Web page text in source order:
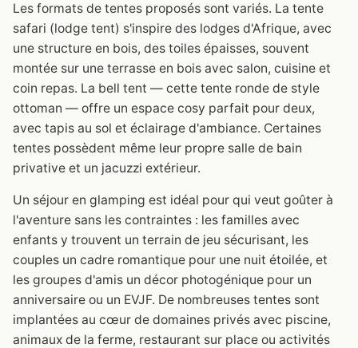
Les formats de tentes proposés sont variés. La tente
safari (lodge tent) s'inspire des lodges d'Afrique, avec
une structure en bois, des toiles épaisses, souvent
montée sur une terrasse en bois avec salon, cuisine et
coin repas. La bell tent — cette tente ronde de style
ottoman — offre un espace cosy parfait pour deux,
avec tapis au sol et éclairage d'ambiance. Certaines
tentes possèdent même leur propre salle de bain
privative et un jacuzzi extérieur.
Un séjour en glamping est idéal pour qui veut goûter à
l'aventure sans les contraintes : les familles avec
enfants y trouvent un terrain de jeu sécurisant, les
couples un cadre romantique pour une nuit étoilée, et
les groupes d'amis un décor photogénique pour un
anniversaire ou un EVJF. De nombreuses tentes sont
implantées au cœur de domaines privés avec piscine,
animaux de la ferme, restaurant sur place ou activités